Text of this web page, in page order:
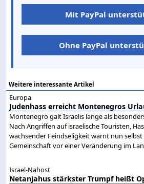
Mit PayPal
Ohne PayPal
Weitere interessante Artikel
Europa
Judenhass erreicht Montenegros
Montenegro galt Israelis lange als
Nach Angriffen auf israelische Touristen,
wachsender Feindseligkeit warnt nun
Gemeinschaft vor einer Veränderung im
Israel-Nahost
Netanjahus stärkster Trumpf heißt